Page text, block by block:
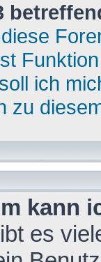
ich
zu
kann
es